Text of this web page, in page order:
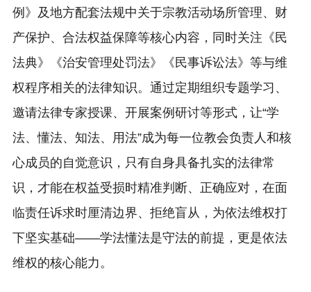
例》及地方配套法规中关于宗教活动场所管理、财
产保护、合法权益保障等核心内容，同时关注《民
法典》《治安管理处罚法》《民事诉讼法》等与维
权程序相关的法律知识。通过定期组织专题学习、
邀请法律专家授课、开展案例研讨等形式，让“学
法、懂法、知法、用法”成为每一位教会负责人和核
心成员的自觉意识，只有自身具备扎实的法律常
识，才能在权益受损时精准判断、正确应对，在面
临责任诉求时厘清边界、拒绝盲从，为依法维权打
下坚实基础——学法懂法是守法的前提，更是依法
维权的核心能力。